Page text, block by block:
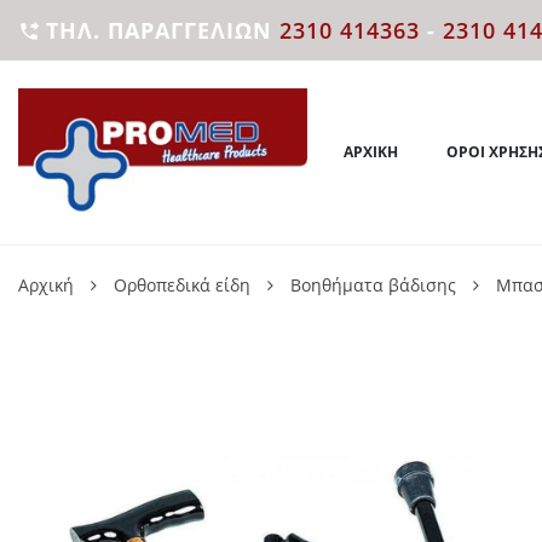
 ΤΗΛ. ΠΑΡΑΓΓΕΛΙΏΝ 2310 414363 - 2310
ΑΡΧΙΚΉ ΌΡΟΙ
Αρχική Ορθοπεδικά είδη Βοηθήματα βάδισης